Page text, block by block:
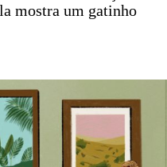
mostra um gatinho